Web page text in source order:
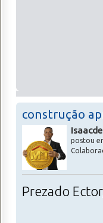
construção
postou
Prezado